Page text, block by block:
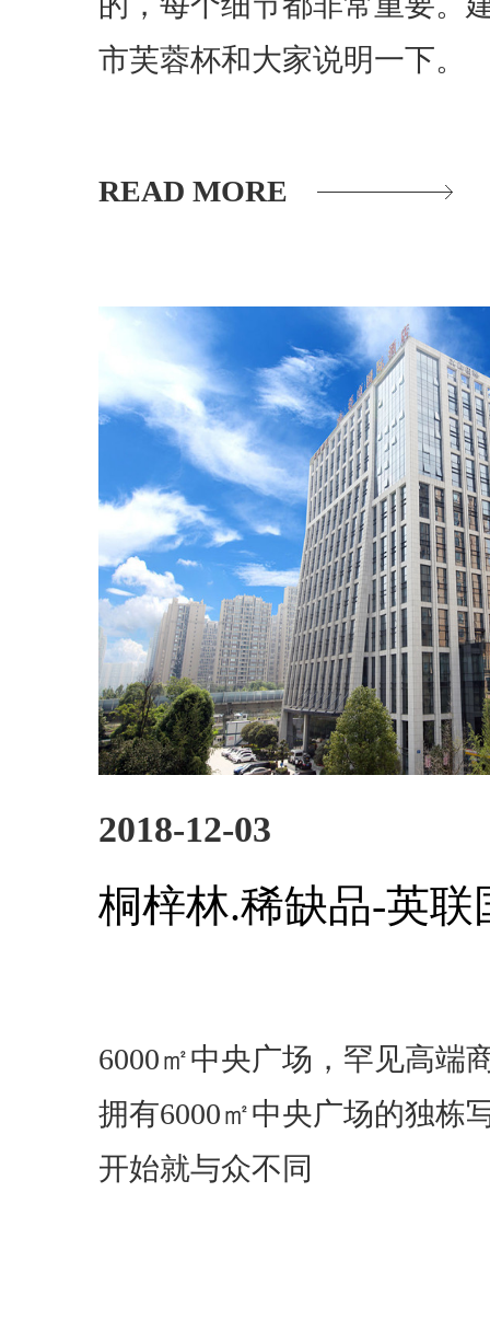
市芙蓉杯和大家说明一下。
READ MORE
2018-12-03
桐梓林.稀缺品-英联
6000㎡中央广场，罕见高端
拥有6000㎡中央广场的独栋
开始就与众不同